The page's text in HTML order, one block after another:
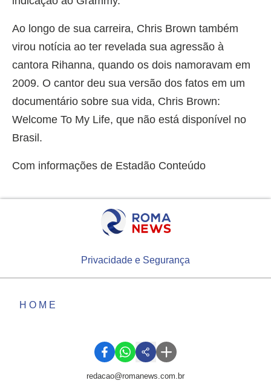
Ao longo de sua carreira, Chris Brown também
virou notícia ao ter revelada sua agressão à
cantora Rihanna, quando os dois namoravam em
2009. O cantor deu sua versão dos fatos em um
documentário sobre sua vida, Chris Brown:
Welcome To My Life, que não está disponível no
Brasil.
Com informações de Estadão Conteúdo
Privacidade e Segurança
HOME
redacao@romanews.com.br